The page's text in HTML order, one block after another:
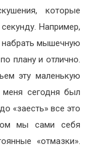
которые
Например,
набрать мышечную
плану и отлично.
эту маленькую
сегодня был
«заесть» все это
мы сами себя
«отмазки».